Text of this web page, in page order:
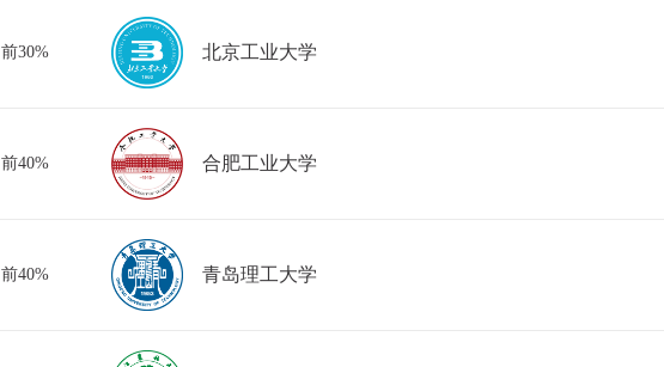
前30% 北京工业大学
前40% 合肥工业大学
前40% 青岛理工大学